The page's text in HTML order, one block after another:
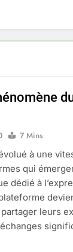
Okrami :
4 Mois Ago
conçu
en 2025
pour votre
7 Mins
à une
qui
dédié à
leurs